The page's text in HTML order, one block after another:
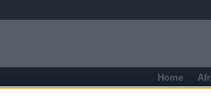
Home